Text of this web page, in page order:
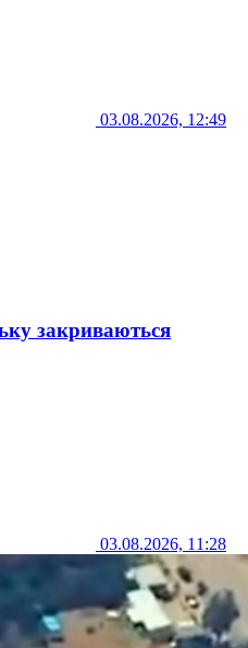
03.08.2026, 12:49
закриваються
03.08.2026, 11:28